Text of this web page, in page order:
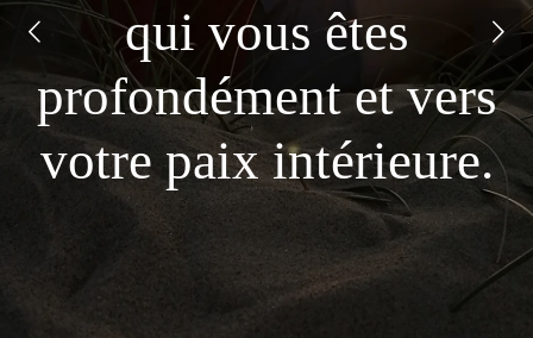
qui vous êtes
profondément et vers
votre paix intérieure.